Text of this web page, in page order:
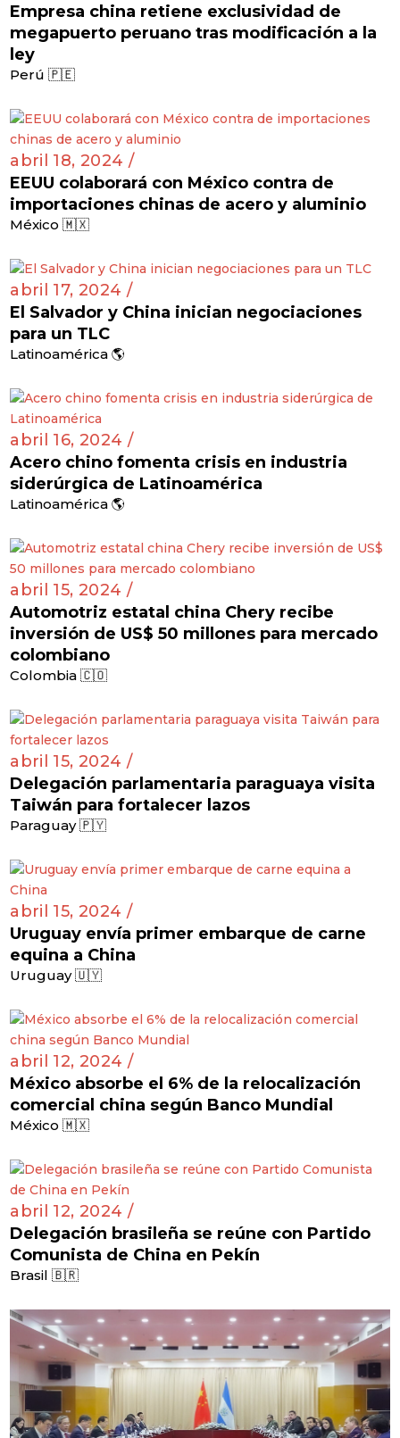
Empresa china retiene exclusividad de
megapuerto peruano tras modificación a la
ley
Perú 🇵🇪
abril 18, 2024 /
EEUU colaborará con México contra de
importaciones chinas de acero y aluminio
México 🇲🇽
abril 17, 2024 /
El Salvador y China inician negociaciones
para un TLC
Latinoamérica 🌎
abril 16, 2024 /
Acero chino fomenta crisis en industria
siderúrgica de Latinoamérica
Latinoamérica 🌎
abril 15, 2024 /
Automotriz estatal china Chery recibe
inversión de US$ 50 millones para mercado
colombiano
Colombia 🇨🇴
abril 15, 2024 /
Delegación parlamentaria paraguaya visita
Taiwán para fortalecer lazos
Paraguay 🇵🇾
abril 15, 2024 /
Uruguay envía primer embarque de carne
equina a China
Uruguay 🇺🇾
abril 12, 2024 /
México absorbe el 6% de la relocalización
comercial china según Banco Mundial
México 🇲🇽
abril 12, 2024 /
Delegación brasileña se reúne con Partido
Comunista de China en Pekín
Brasil 🇧🇷